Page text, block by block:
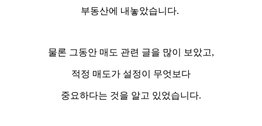
부동산에 내놓았습니다.
물론 그동안 매도 관련 글을 많이 보았고,
적정 매도가 설정이 무엇보다
중요하다는 것을 알고 있었습니다.